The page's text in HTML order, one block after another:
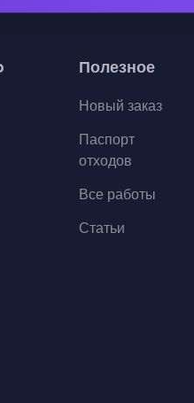
Полезное
Новый заказ
Паспорт
отходов
Все работы
Статьи